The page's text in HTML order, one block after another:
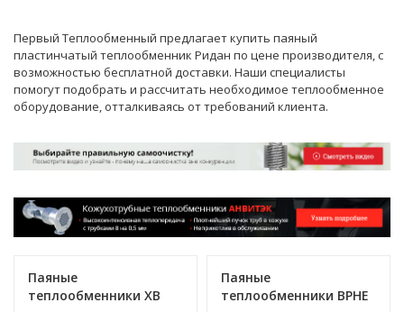
Первый Теплообменный предлагает купить паяный
пластинчатый теплообменник Ридан по цене производителя, с
возможностью бесплатной доставки. Наши специалисты
помогут подобрать и рассчитать необходимое теплообменное
оборудование, отталкиваясь от требований клиента.
Паяные
теплообменники XB
Паяные
теплообменники BPHE